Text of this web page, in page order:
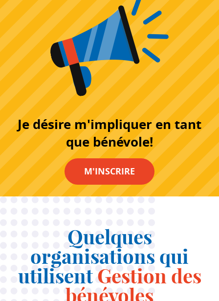
Je désire m'impliquer en tant
que bénévole!
M'INSCRIRE
Quelques
organisations qui
utilisentGestion des
bénévoles